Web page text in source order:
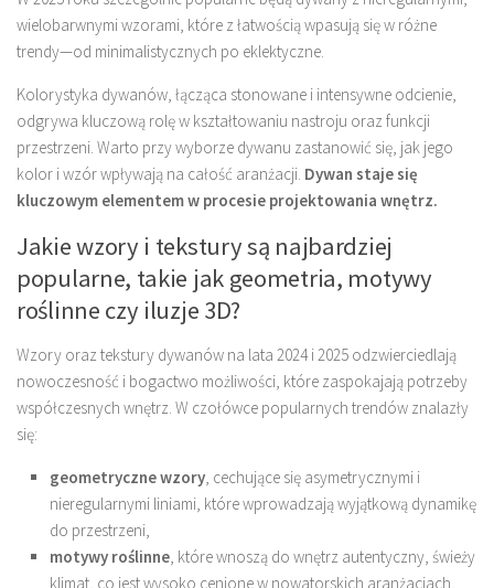
wielobarwnymi wzorami, które z łatwością wpasują się w różne
trendy—od minimalistycznych po eklektyczne.
Kolorystyka dywanów, łącząca stonowane i intensywne odcienie,
odgrywa kluczową rolę w kształtowaniu nastroju oraz funkcji
przestrzeni. Warto przy wyborze dywanu zastanowić się, jak jego
kolor i wzór wpływają na całość aranżacji. Dywan staje się
kluczowym elementem w procesie projektowania wnętrz.
Jakie wzory i tekstury są najbardziej
popularne, takie jak geometria, motywy
roślinne czy iluzje 3D?
Wzory oraz tekstury dywanów na lata 2024 i 2025 odzwierciedlają
nowoczesność i bogactwo możliwości, które zaspokajają potrzeby
współczesnych wnętrz. W czołówce popularnych trendów znalazły
się:
geometryczne wzory, cechujące się asymetrycznymi i
nieregularnymi liniami, które wprowadzają wyjątkową dynamikę
do przestrzeni,
motywy roślinne, które wnoszą do wnętrz autentyczny, świeży
klimat, co jest wysoko cenione w nowatorskich aranżacjach,